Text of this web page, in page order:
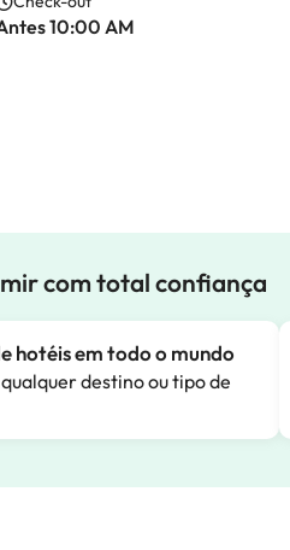
10:00 AM
com total confiança
hotéis em todo o mundo
destino ou tipo de